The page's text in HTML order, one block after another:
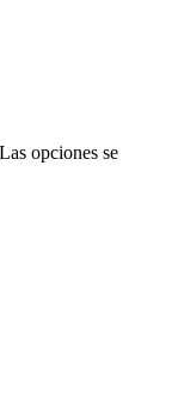
opciones se